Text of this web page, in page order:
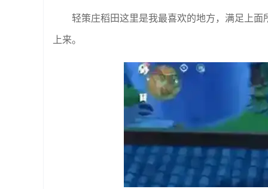
轻策庄稻田这里是我最喜欢的地方，满足上
上来。